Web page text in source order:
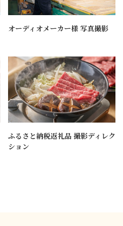
オーディオメーカー様 写真撮影
ふるさと納税返礼品 撮影ディレク
ション